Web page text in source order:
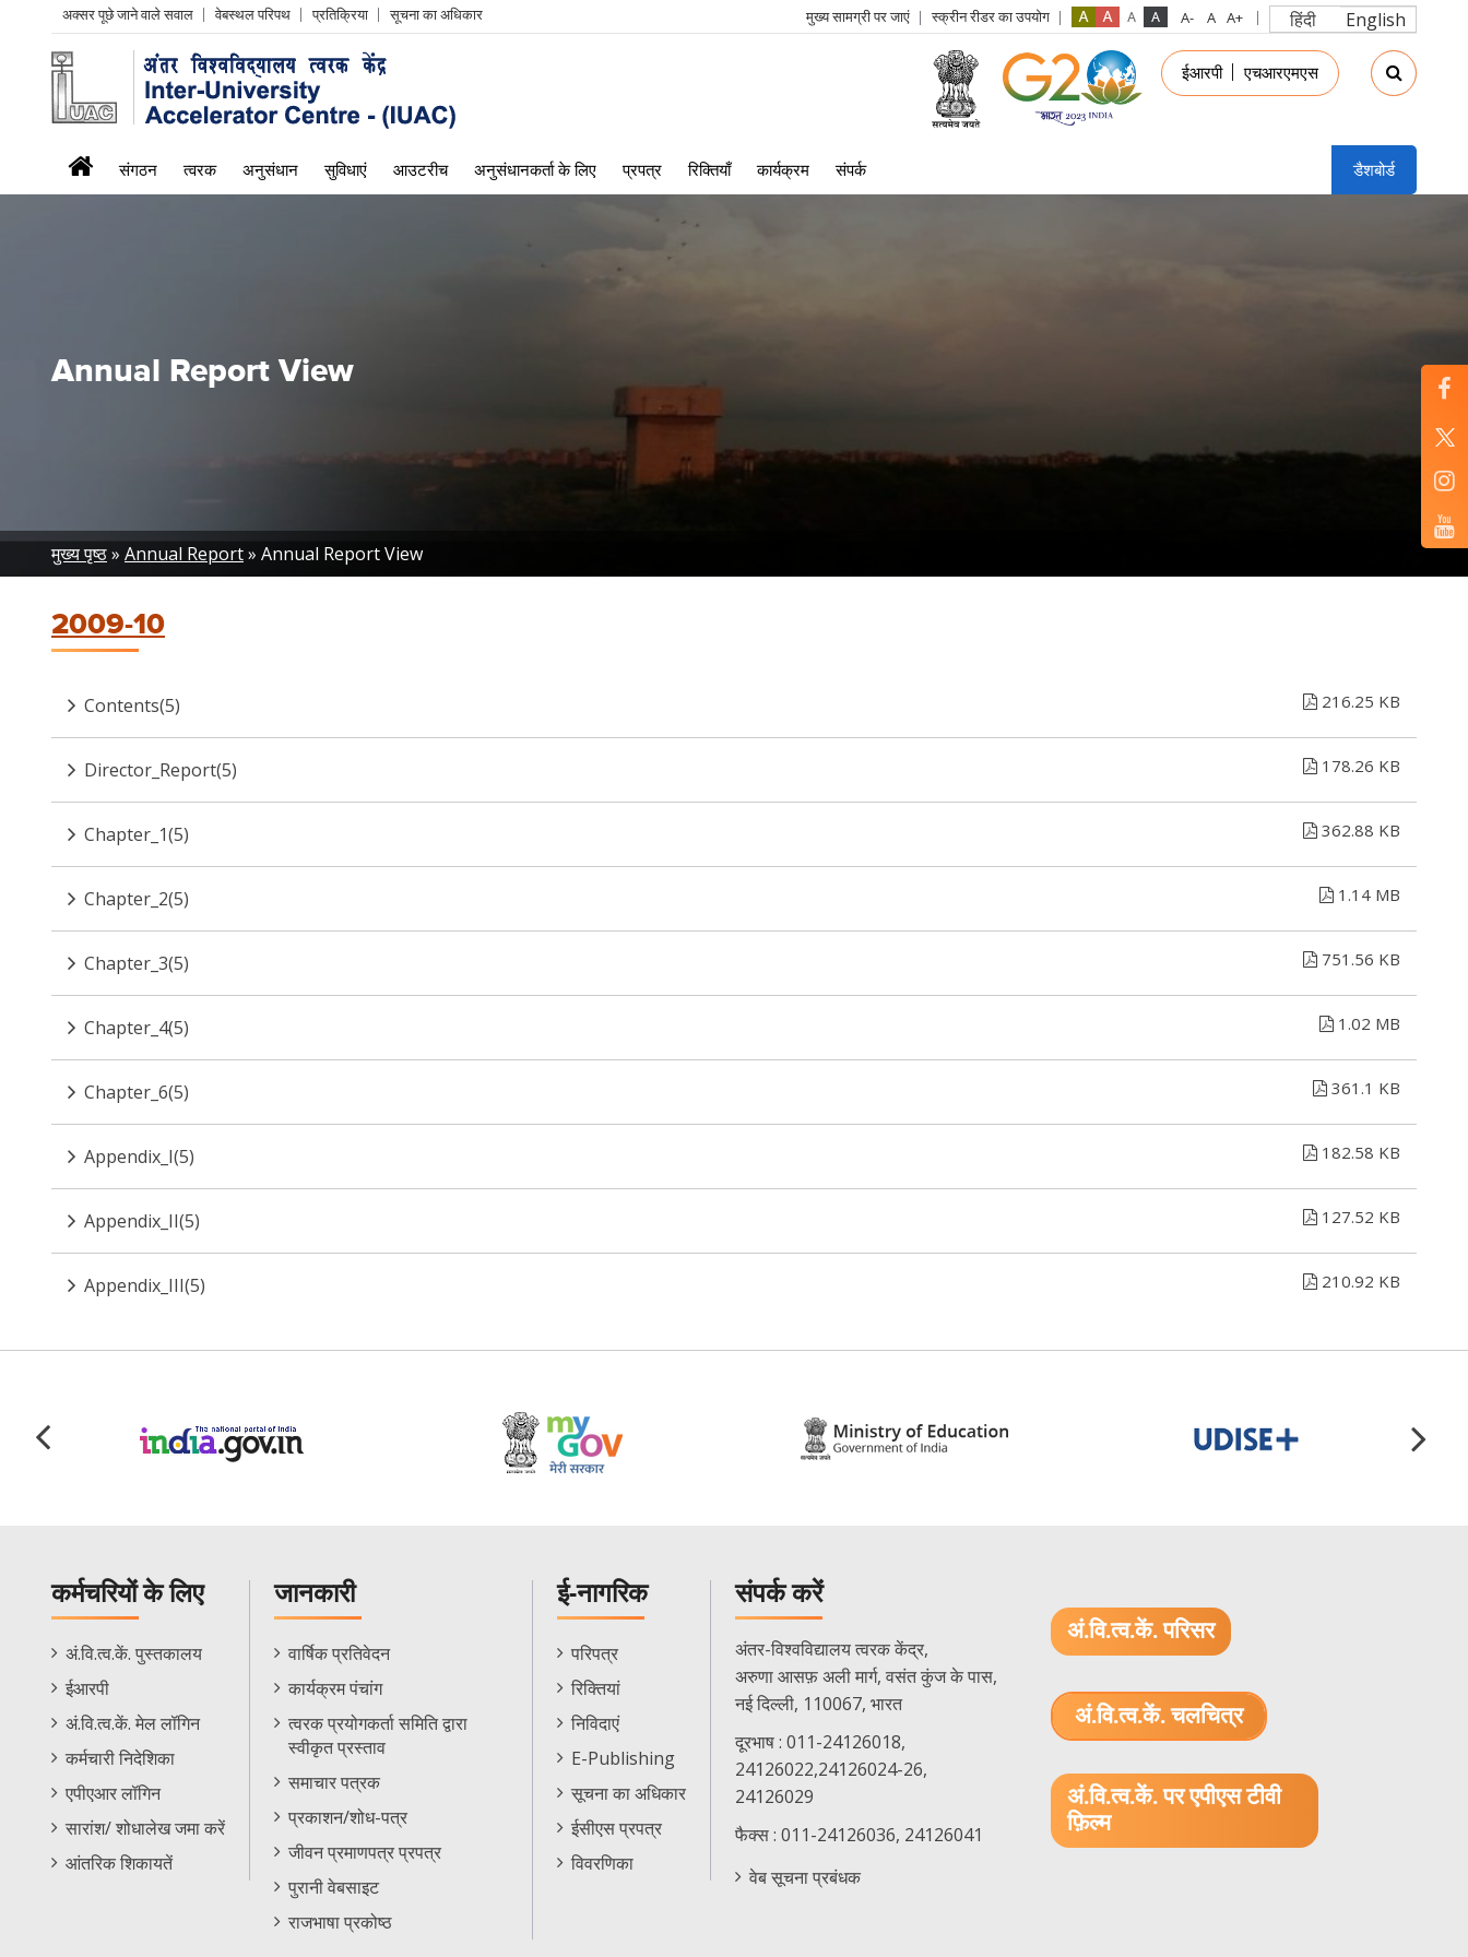
Header
Left
menu
अक्सर पूछे जाने वाले सवाल वेबस्थल परिपथ प्रतिक्रिया सूचना का अधिकार मुख्य सामग्री पर जाएं स्क्रीन रीडर का उपयोग हिंदी English
login
menu
ईआरपी एचआरएमएस
iuac
menu
संगठन त्वरक अनुसंधान सुविधाएं आउटरीच अनुसंधानकर्ता के लिए प्रपत्र रिक्तियाँ कार्यक्रम संपर्क डैशबोर्ड
Annual Report View
Breadcrumb
मुख्य पृष्ठ Annual Report Annual Report View
2009-10
Contents(5) 216.25 KB
Director_Report(5) 178.26 KB
Chapter_1(5) 362.88 KB
Chapter_2(5) 1.14 MB
Chapter_3(5) 751.56 KB
Chapter_4(5) 1.02 MB
Chapter_6(5) 361.1 KB
Appendix_I(5) 182.58 KB
Appendix_II(5) 127.52 KB
Appendix_III(5) 210.92 KB
कर्मचरियों के लिए
Staff
Footer
Menu
अं.वि.त्व.कें. पुस्तकालय
ईआरपी
अं.वि.त्व.कें. मेल लॉगिन
कर्मचारी निदेशिका
एपीएआर लॉगिन
सारांश/ शोधालेख जमा करें
आंतरिक शिकायतें
जानकारी
Informations
Menu
वार्षिक प्रतिवेदन
कार्यक्रम पंचांग
त्वरक प्रयोगकर्ता समिति द्वारा
स्वीकृत प्रस्ताव
समाचार पत्रक
प्रकाशन/शोध-पत्र
जीवन प्रमाणपत्र प्रपत्र
पुरानी वेबसाइट
राजभाषा प्रकोष्ठ
ई-नागरिक
E-
Citizen
Menu
परिपत्र
रिक्तियां
निविदाएं
E-Publishing
सूचना का अधिकार
ईसीएस प्रपत्र
विवरणिका
संपर्क करें
अंतर-विश्वविद्यालय त्वरक केंद्र,
अरुणा आसफ़ अली मार्ग, वसंत कुंज के पास,
नई दिल्ली, 110067, भारत
दूरभाष : 011-24126018,
24126022,24126024-26,
24126029
फैक्स : 011-24126036, 24126041
वेब सूचना प्रबंधक
अं.वि.त्व.कें. परिसर
अं.वि.त्व.कें. चलचित्र
अं.वि.त्व.कें. पर एपीएस टीवी
फ़िल्म